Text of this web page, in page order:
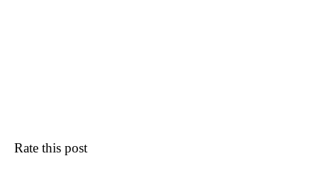
Rate this post